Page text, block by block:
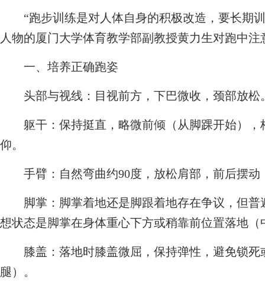
“跑步训练是对人体自身的积极改造，要长期训
人物的厦门大学体育教学部副教授黄力生对跑中
一、培养正确跑姿
头部与视线：目视前方，下巴微收，颈部放松
躯干：保持挺直，略微前倾（从脚踝开始），
仰。
手臂：自然弯曲约90度，放松肩部，前后摆动
脚掌：脚掌着地还是脚跟着地存在争议，但普
想状态是脚掌在身体重心下方或稍靠前位置落地
膝盖：落地时膝盖微屈，保持弹性，避免锁死
腿）。